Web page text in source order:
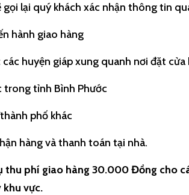
gọi lại quý khách xác nhận thông tin
hành giao hàng
huyện giáp xung quanh nơi đặt
trong tỉnh Bình Phước
phố khác
hàng và thanh toán tại nhà.
thu phí giao hàng 30.000 Đồng cho
vực.